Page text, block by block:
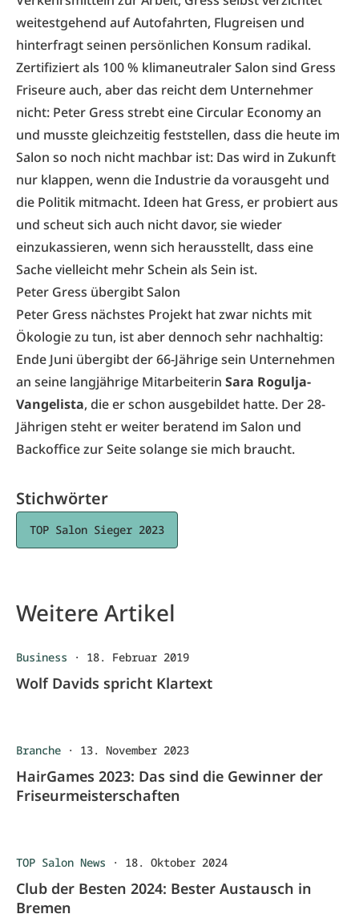
weitestgehend auf Autofahrten, Flugreisen und
hinterfragt seinen persönlichen Konsum radikal.
Zertifiziert als 100 % klimaneutraler Salon sind Gress
Friseure auch, aber das reicht dem Unternehmer
nicht: Peter Gress strebt eine Circular Economy an
und musste gleichzeitig feststellen, dass die heute im
Salon so noch nicht machbar ist: Das wird in Zukunft
nur klappen, wenn die Industrie da vorausgeht und
die Politik mitmacht. Ideen hat Gress, er probiert aus
und scheut sich auch nicht davor, sie wieder
einzukassieren, wenn sich herausstellt, dass eine
Sache vielleicht mehr Schein als Sein ist.
Peter Gress übergibt Salon
Peter Gress nächstes Projekt hat zwar nichts mit
Ökologie zu tun, ist aber dennoch sehr nachhaltig:
Ende Juni übergibt der 66-Jährige sein Unternehmen
an seine langjährige Mitarbeiterin Sara Rogulja-
Vangelista, die er schon ausgebildet hatte. Der 28-
Jährigen steht er weiter beratend im Salon und
Backoffice zur Seite solange sie mich braucht.
Stichwörter
TOP Salon Sieger 2023
Weitere Artikel
Business · 18. Februar 2019
Wolf Davids spricht Klartext
Branche · 13. November 2023
HairGames 2023: Das sind die Gewinner der
Friseurmeisterschaften
TOP Salon News · 18. Oktober 2024
Club der Besten 2024: Bester Austausch in
Bremen